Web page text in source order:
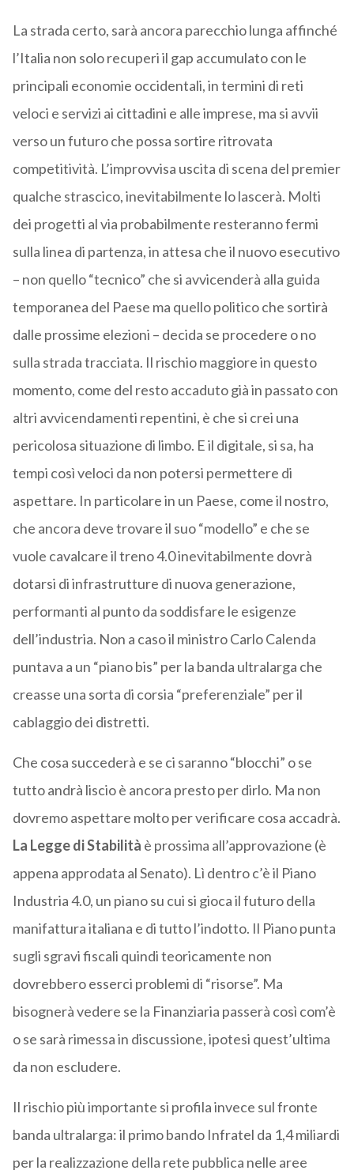
La strada certo, sarà ancora parecchio lunga affinché
l’Italia non solo recuperi il gap accumulato con le
principali economie occidentali, in termini di reti
veloci e servizi ai cittadini e alle imprese, ma si avvii
verso un futuro che possa sortire ritrovata
competitività. L’improvvisa uscita di scena del premier
qualche strascico, inevitabilmente lo lascerà. Molti
dei progetti al via probabilmente resteranno fermi
sulla linea di partenza, in attesa che il nuovo esecutivo
– non quello “tecnico” che si avvicenderà alla guida
temporanea del Paese ma quello politico che sortirà
dalle prossime elezioni – decida se procedere o no
sulla strada tracciata. Il rischio maggiore in questo
momento, come del resto accaduto già in passato con
altri avvicendamenti repentini, è che si crei una
pericolosa situazione di limbo. E il digitale, si sa, ha
tempi così veloci da non potersi permettere di
aspettare. In particolare in un Paese, come il nostro,
che ancora deve trovare il suo “modello” e che se
vuole cavalcare il treno 4.0 inevitabilmente dovrà
dotarsi di infrastrutture di nuova generazione,
performanti al punto da soddisfare le esigenze
dell’industria. Non a caso il ministro Carlo Calenda
puntava a un “piano bis” per la banda ultralarga che
creasse una sorta di corsia “preferenziale” per il
cablaggio dei distretti.
Che cosa succederà e se ci saranno “blocchi” o se
tutto andrà liscio è ancora presto per dirlo. Ma non
dovremo aspettare molto per verificare cosa accadrà.
La Legge di Stabilità è prossima all’approvazione (è
appena approdata al Senato). Lì dentro c’è il Piano
Industria 4.0, un piano su cui si gioca il futuro della
manifattura italiana e di tutto l’indotto. Il Piano punta
sugli sgravi fiscali quindi teoricamente non
dovrebbero esserci problemi di “risorse”. Ma
bisognerà vedere se la Finanziaria passerà così com’è
o se sarà rimessa in discussione, ipotesi quest’ultima
da non escludere.
Il rischio più importante si profila invece sul fronte
banda ultralarga: il primo bando Infratel da 1,4 miliardi
per la realizzazione della rete pubblica nelle aree